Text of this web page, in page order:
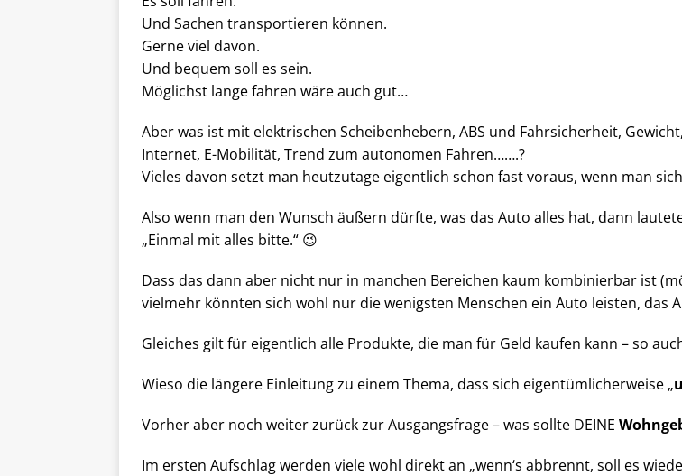
Und Sachen transportieren können.
Gerne viel davon.
Und bequem soll es sein.
Möglichst lange fahren wäre auch gut…
Aber was ist mit elektrischen Scheibenhebern, ABS und Fahrsicherheit,
Internet, E-Mobilität, Trend zum autonomen Fahren…….?
Vieles davon setzt man heutzutage eigentlich schon fast voraus, wenn man
Also wenn man den Wunsch äußern dürfte, was das Auto alles hat, dann
„Einmal mit alles bitte.“ 😉
Dass das dann aber nicht nur in manchen Bereichen kaum kombinierbar ist
vielmehr könnten sich wohl nur die wenigsten Menschen ein Auto leisten, das
Gleiches gilt für eigentlich alle Produkte, die man für Geld kaufen kann – so
Wieso die längere Einleitung zu einem Thema, dass sich eigentümlicherweise „
Vorher aber noch weiter zurück zur Ausgangsfrage – was sollte DEINE
Im ersten Aufschlag werden viele wohl direkt an „wenn‘s abbrennt, soll es